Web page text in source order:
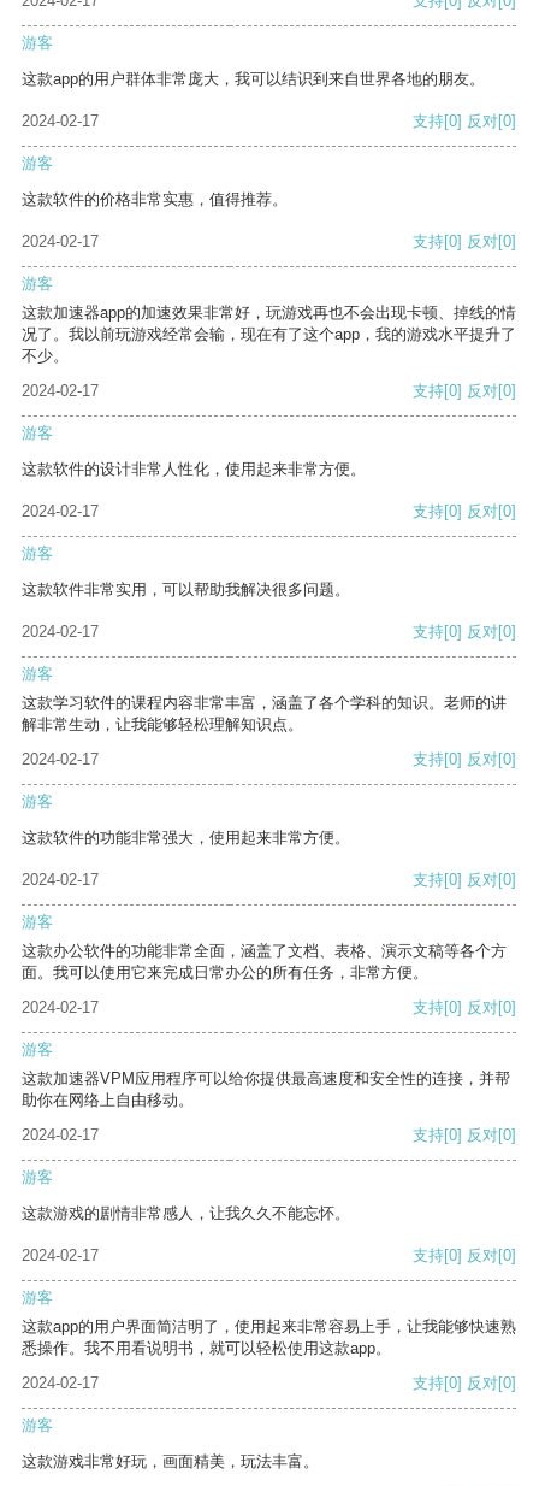
游客
这款app的用户群体非常庞大，我可以结识到来自世界各地的朋友。
2024-02-17 支持[0] 反对[0]
游客
这款软件的价格非常实惠，值得推荐。
2024-02-17 支持[0] 反对[0]
游客
这款加速器app的加速效果非常好，玩游戏再也不会出现卡顿、掉线的情
况了。我以前玩游戏经常会输，现在有了这个app，我的游戏水平提升了
不少。
2024-02-17
支持[0] 反对[0]
游客
这款软件的设计非常人性化，使用起来非常方便。
2024-02-17 支持[0] 反对[0]
游客
这款软件非常实用，可以帮助我解决很多问题。
2024-02-17 支持[0] 反对[0]
游客
这款学习软件的课程内容非常丰富，涵盖了各个学科的知识。老师的讲
解非常生动，让我能够轻松理解知识点。
2024-02-17
支持[0] 反对[0]
游客
这款软件的功能非常强大，使用起来非常方便。
2024-02-17 支持[0] 反对[0]
游客
这款办公软件的功能非常全面，涵盖了文档、表格、演示文稿等各个方
面。我可以使用它来完成日常办公的所有任务，非常方便。
2024-02-17
支持[0] 反对[0]
游客
这款加速器VPM应用程序可以给你提供最高速度和安全性的连接，并帮
助你在网络上自由移动。
2024-02-17
支持[0] 反对[0]
游客
这款游戏的剧情非常感人，让我久久不能忘怀。
2024-02-17 支持[0] 反对[0]
游客
这款app的用户界面简洁明了，使用起来非常容易上手，让我能够快速熟
悉操作。我不用看说明书，就可以轻松使用这款app。
2024-02-17
支持[0] 反对[0]
游客
这款游戏非常好玩，画面精美，玩法丰富。